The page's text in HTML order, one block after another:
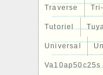
Traverse
Tutoriel
Universal
Va10ap50c25s